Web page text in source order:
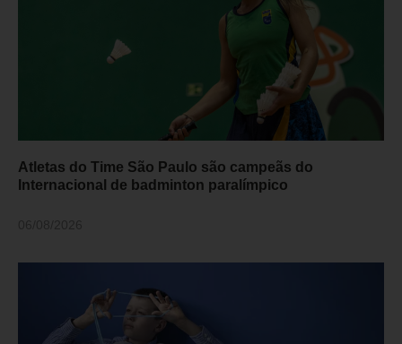
Atletas do Time São Paulo são campeãs do
Internacional de badminton paralímpico